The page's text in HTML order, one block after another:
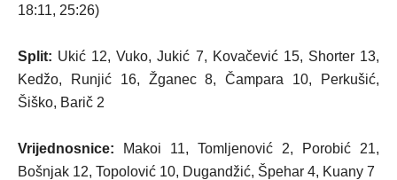
18:11, 25:26)
Split: Ukić 12, Vuko, Jukić 7, Kovačević 15, Shorter 13,
Kedžo, Runjić 16, Žganec 8, Čampara 10, Perkušić,
Šiško, Barič 2
Vrijednosnice: Makoi 11, Tomljenović 2, Porobić 21,
Bošnjak 12, Topolović 10, Dugandžić, Špehar 4, Kuany 7